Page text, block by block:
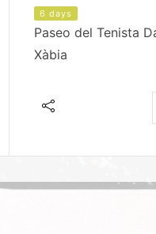
6 days
Paseo del Tenista
Xàbia